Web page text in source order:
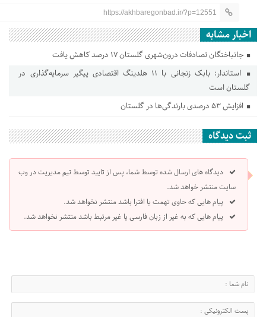
https://akhbaregonbad.ir/?p=12551
اخبار مشابه
جانباختگان تصادفات درون‌شهری گلستان ۱۷ درصد کاهش یافت
استاندار: بابک زنجانی با ۱۱ هلدینگ اقتصادی پیگیر سرمایه‌گذاری در
گلستان است
افزایش ۵۳ درصدی بارندگی‌ها در گلستان
ثبت دیدگاه
دیدگاه های ارسال شده توسط شما، پس از تایید توسط تیم مدیریت در وب
سایت منتشر خواهد شد.
پیام هایی که حاوی تهمت یا افترا باشد منتشر نخواهد شد.
پیام هایی که به غیر از زبان فارسی یا غیر مرتبط باشد منتشر نخواهد شد.